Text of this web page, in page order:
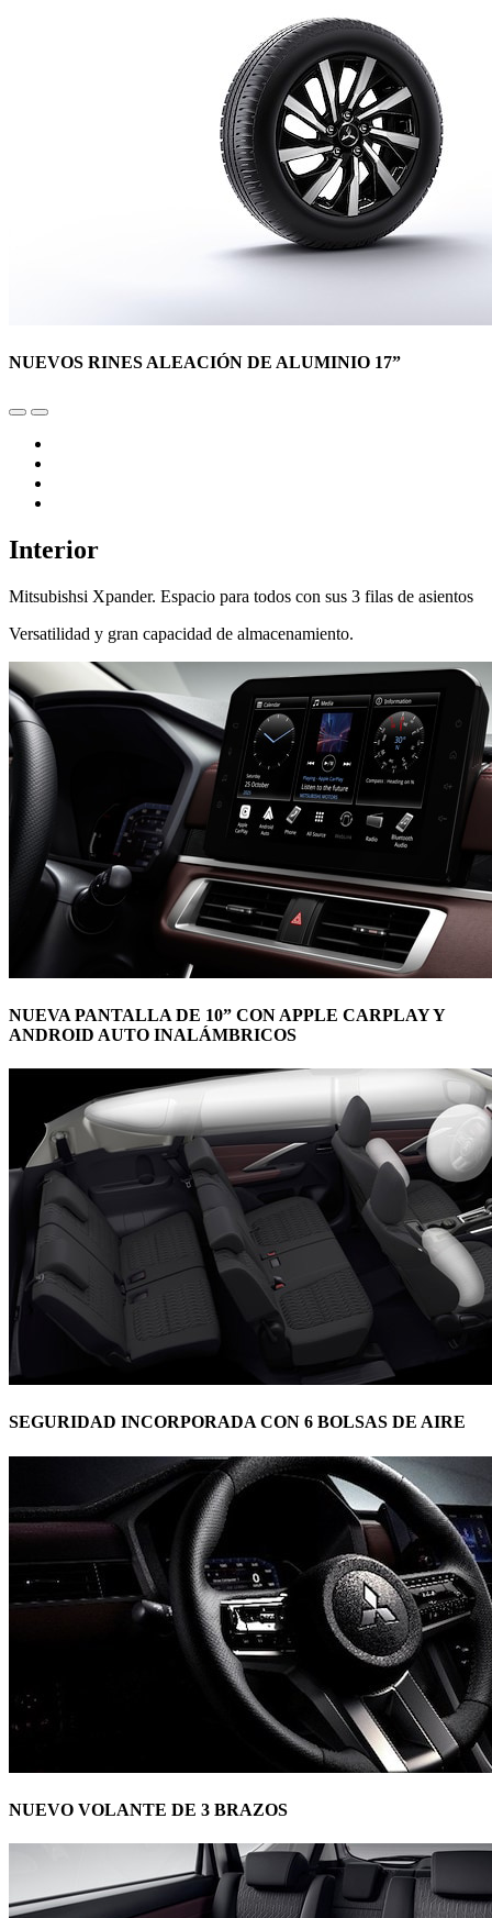
NUEVOS RINES ALEACIÓN DE ALUMINIO 17”
Interior
Mitsubishsi Xpander. Espacio para todos con sus 3 filas de asientos
Versatilidad y gran capacidad de almacenamiento.
NUEVA PANTALLA DE 10” CON APPLE CARPLAY Y
ANDROID AUTO INALÁMBRICOS
SEGURIDAD INCORPORADA CON 6 BOLSAS DE AIRE
NUEVO VOLANTE DE 3 BRAZOS